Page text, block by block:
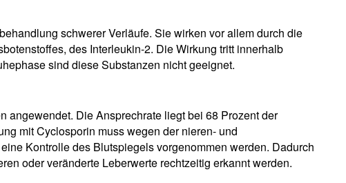
schwerer Verläufe. Sie wirken vor allem durch die
des Interleukin-2. Die Wirkung tritt innerhalb
sind diese Substanzen nicht geeignet.
angewendet. Die Ansprechrate liegt bei 68 Prozent der
mit Cyclosporin muss wegen der nieren- und
Kontrolle des Blutspiegels vorgenommen werden. Dadurch
oder veränderte Leberwerte rechtzeitig erkannt werden.